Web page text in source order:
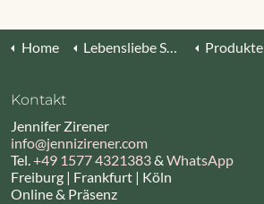
Home Lebensliebe Shop Produkte
Kontakt
Jennifer Zirener
info@jennizirener.com
Tel.+49 1577 4321383& WhatsApp
Freiburg | Frankfurt | Köln
Online & Präsenz